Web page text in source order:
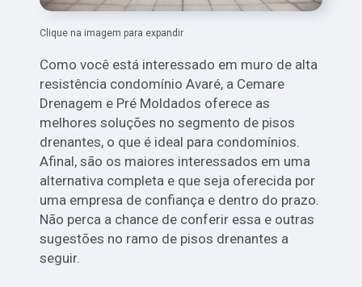
Clique na imagem para expandir
Como você está interessado em muro de alta
resistência condomínio Avaré, a Cemare
Drenagem e Pré Moldados oferece as
melhores soluções no segmento de pisos
drenantes, o que é ideal para condomínios.
Afinal, são os maiores interessados em uma
alternativa completa e que seja oferecida por
uma empresa de confiança e dentro do prazo.
Não perca a chance de conferir essa e outras
sugestões no ramo de pisos drenantes a
seguir.